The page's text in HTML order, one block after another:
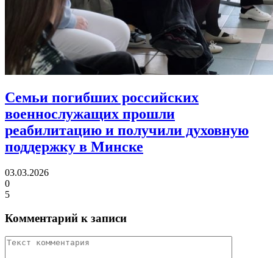
Семьи погибших российских
военнослужащих прошли
реабилитацию и получили духовную
поддержку в Минске
03.03.2026
0
5
Комментарий к записи